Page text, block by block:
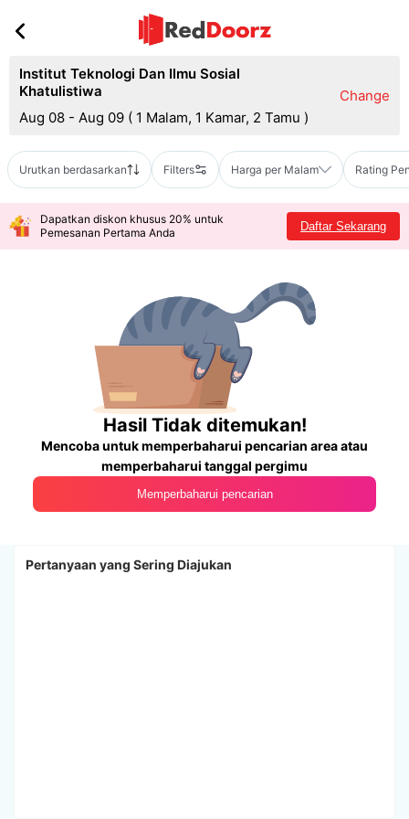
Institut Teknologi Dan Ilmu Sosial
Khatulistiwa
Aug 08 - Aug 09 ( 1 Malam, 1 Kamar, 2 Tamu )
Change
Urutkan berdasarkan Filters Harga per Malam Rating
Dapatkan diskon khusus 20% untuk
Pemesanan Pertama Anda
Daftar Sekarang
Hasil Tidak ditemukan!
Mencoba untuk memperbaharui pencarian area atau
memperbaharui tanggal pergimu
Memperbaharui pencarian
Pertanyaan yang Sering Diajukan